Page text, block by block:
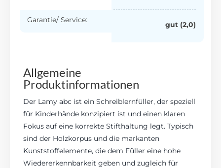
Garantie/ Service:
gut (2,0)
Allgemeine
Produktinformationen
Der Lamy abc ist ein Schreiblernfüller, der speziell
für Kinderhände konzipiert ist und einen klaren
Fokus auf eine korrekte Stifthaltung legt. Typisch
sind der Holzkorpus und die markanten
Kunststoffelemente, die dem Füller eine hohe
Wiedererkennbarkeit geben und zugleich für